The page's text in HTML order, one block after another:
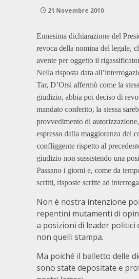
21 Novembre 2010
Ennesima dichiarazione del
revoca della nomina del legale,
avente per oggetto il
Nella risposta data
Tar, D’Orsi affermò come la
giudizio, abbia poi deciso di
mandato conferito, la stessa
provvedimento di
espresso dalla maggioranza dei
confliggente rispetto al
giudizio non sussistendo una
Passano i giorni e, come da
scritti, risposte scritte ad
Non è nostra intenzione
repentini mutamenti di
a posizioni di leader
non quelli stampa.
Ma poiché il balletto delle
sono state depositate e